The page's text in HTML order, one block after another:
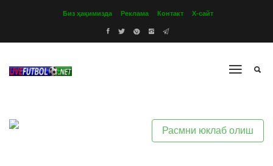
Биз ҳақимизда Реклама Контакт Х-сайт
Расмни юклаб олиш